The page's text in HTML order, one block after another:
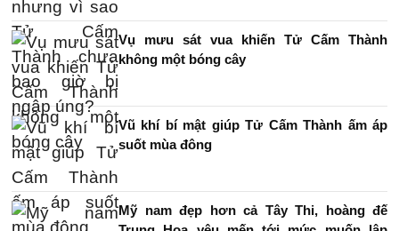
Vụ mưu sát vua khiến Tử Cấm Thành
không một bóng cây
Vũ khí bí mật giúp Tử Cấm Thành ấm áp
suốt mùa đông
Mỹ nam đẹp hơn cả Tây Thi, hoàng đế